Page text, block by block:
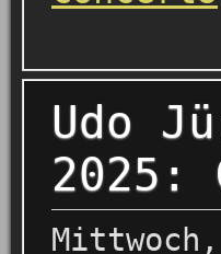
Udo
2025: